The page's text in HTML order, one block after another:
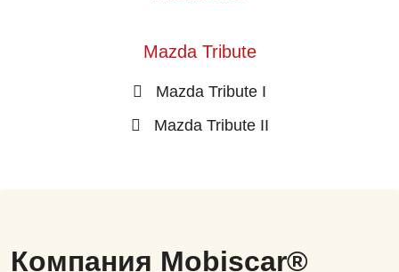
Mazda Tribute
Mazda Tribute I
Mazda Tribute II
Компания Mobiscar®